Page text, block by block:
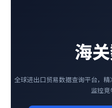
海
全球进出口贸易数据查询平台，精
监控竞